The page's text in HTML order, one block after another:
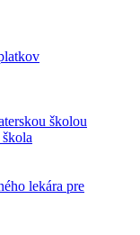
školou
lekára pre